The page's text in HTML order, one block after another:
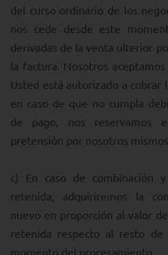
del curso ordinario de los
nos cede desde este
derivadas de la venta ulterior
la factura. Nosotros
Usted está autorizado a cobrar
en caso de que no cumpla
de pago, nos reservamos
pretensión por nosotros
c) En caso de combinación
retenida, adquiriremos la
nuevo en proporción al valor
retenida respecto al resto de
momento del procesamiento.